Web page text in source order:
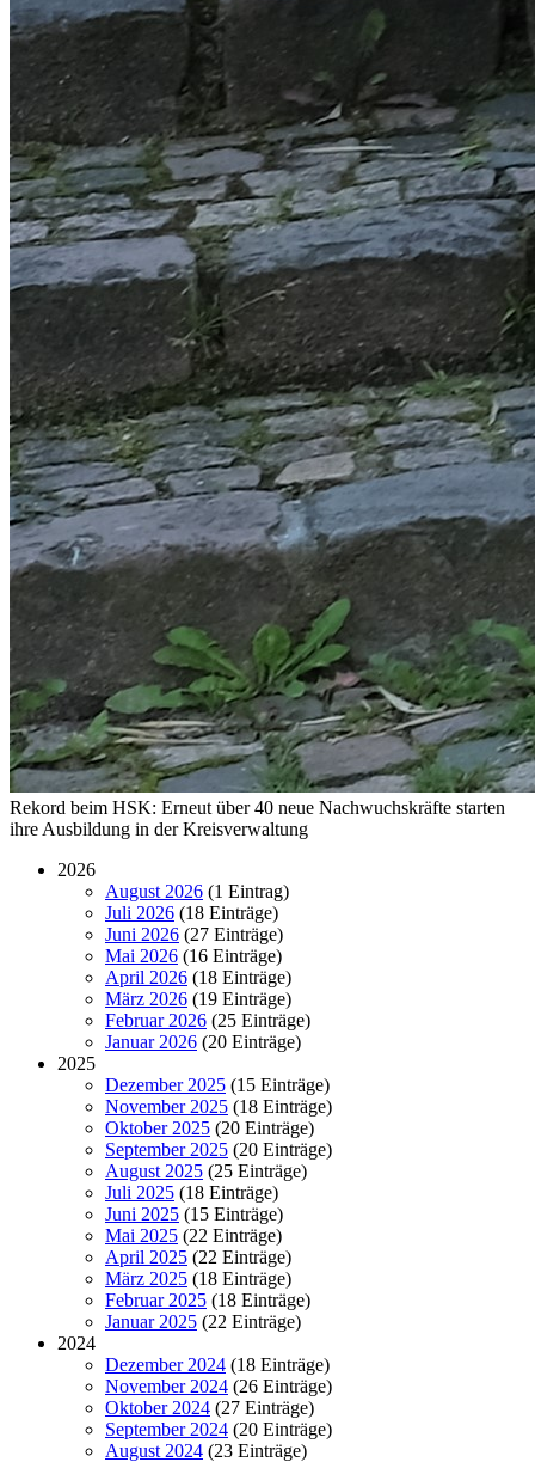
Rekord beim HSK: Erneut über 40 neue Nachwuchskräfte starten
ihre Ausbildung in der Kreisverwaltung
2026
August 2026 (1 Eintrag)
Juli 2026 (18 Einträge)
Juni 2026 (27 Einträge)
Mai 2026 (16 Einträge)
April 2026 (18 Einträge)
März 2026 (19 Einträge)
Februar 2026 (25 Einträge)
Januar 2026 (20 Einträge)
2025
Dezember 2025 (15 Einträge)
November 2025 (18 Einträge)
Oktober 2025 (20 Einträge)
September 2025 (20 Einträge)
August 2025 (25 Einträge)
Juli 2025 (18 Einträge)
Juni 2025 (15 Einträge)
Mai 2025 (22 Einträge)
April 2025 (22 Einträge)
März 2025 (18 Einträge)
Februar 2025 (18 Einträge)
Januar 2025 (22 Einträge)
2024
Dezember 2024 (18 Einträge)
November 2024 (26 Einträge)
Oktober 2024 (27 Einträge)
September 2024 (20 Einträge)
August 2024 (23 Einträge)